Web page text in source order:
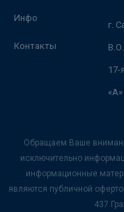
Инфо
Контакты
г.
В.О.
17-
«А»
Обращаем Ваше
исключительно
информационные
являются публичной
437